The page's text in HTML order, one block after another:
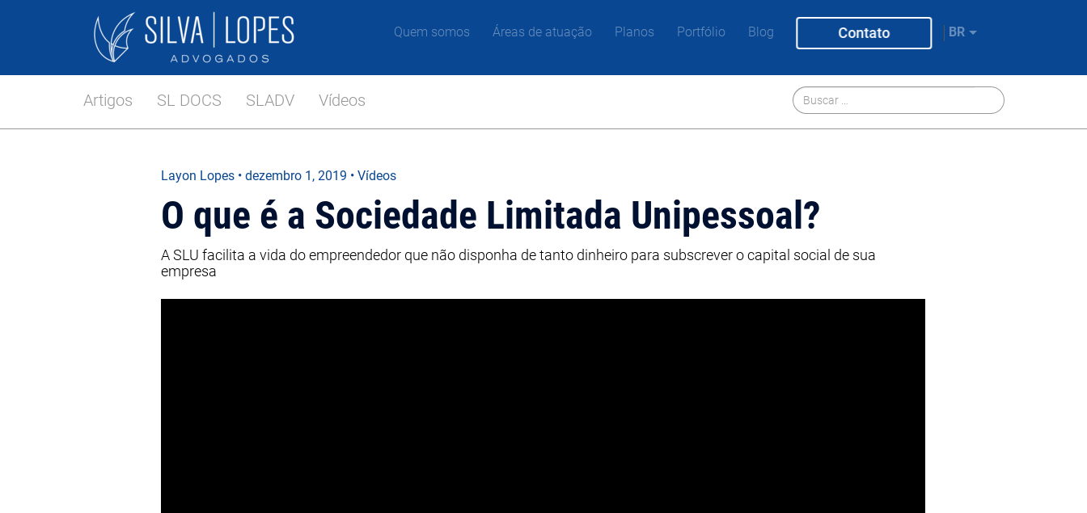
Quem somos Áreas de atuação Planos Portfólio Blog Contato BR
Artigos SL DOCS SLADV Vídeos
Layon Lopes •dezembro 1, 2019 • Vídeos
O que é a Sociedade Limitada Unipessoal?
A SLU facilita a vida do empreendedor que não disponha de tanto dinheiro para subscrever o capital social de sua
empresa